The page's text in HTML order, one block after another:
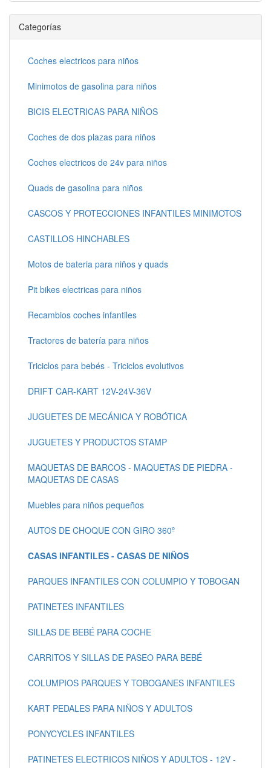
Categorías
Coches electricos para niños
Minimotos de gasolina para niños
BICIS ELECTRICAS PARA NIÑOS
Coches de dos plazas para niños
Coches electricos de 24v para niños
Quads de gasolina para niños
CASCOS Y PROTECCIONES INFANTILES MINIMOTOS
CASTILLOS HINCHABLES
Motos de bateria para niños y quads
Pit bikes electricas para niños
Recambios coches infantiles
Tractores de batería para niños
Triciclos para bebés - Triciclos evolutivos
DRIFT CAR-KART 12V-24V-36V
JUGUETES DE MECÁNICA Y ROBÓTICA
JUGUETES Y PRODUCTOS STAMP
MAQUETAS DE BARCOS - MAQUETAS DE PIEDRA -
MAQUETAS DE CASAS
Muebles para niños pequeños
AUTOS DE CHOQUE CON GIRO 360º
CASAS INFANTILES - CASAS DE NIÑOS
PARQUES INFANTILES CON COLUMPIO Y TOBOGAN
PATINETES INFANTILES
SILLAS DE BEBÉ PARA COCHE
CARRITOS Y SILLAS DE PASEO PARA BEBÉ
COLUMPIOS PARQUES Y TOBOGANES INFANTILES
KART PEDALES PARA NIÑOS Y ADULTOS
PONYCYCLES INFANTILES
PATINETES ELECTRICOS NIÑOS Y ADULTOS - 12V -